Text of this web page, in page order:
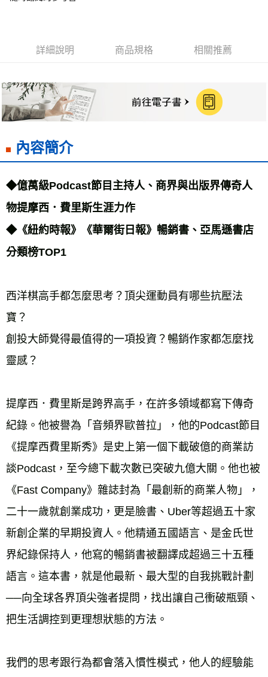
付款後全家取貨
7-11取貨付款
每筆NT$60，滿NT$799(含以上)免運費
每筆NT$60，滿NT$799(含以上)免運費
宅配
每筆NT$70，滿NT$799(含以上)免運費
離島宅配
詳細說明 商品規格 相關推薦
內容簡介
◆億萬級Podcast節目主持人、商界與出版界傳奇人
物提摩西．費里斯生涯力作
◆《紐約時報》《華爾街日報》暢銷書、亞馬遜書店
分類榜TOP1
西洋棋高手都怎麼思考？頂尖運動員有哪些抗壓法
寶？
創投大師覺得最值得的一項投資？暢銷作家都怎麼找
靈感？
提摩西．費里斯是跨界高手，在許多領域都寫下傳奇
紀錄。他被譽為「音頻界歐普拉」，他的Podcast節目
《提摩西費里斯秀》是史上第一個下載破億的商業訪
談Podcast，至今總下載次數已突破九億大關。他也被
《Fast Company》雜誌封為「最創新的商業人物」，
二十一歲就創業成功，更是臉書、Uber等超過五十家
新創企業的早期投資人。他精通五國語言、是金氏世
界紀錄保持人，他寫的暢銷書被翻譯成超過三十五種
語言。這本書，就是他最新、最大型的自我挑戰計劃
──向全球各界頂尖強者提問，找出讓自己衝破瓶頸、
把生活調控到更理想狀態的方法。
我們的思考跟行為都會落入慣性模式，他人的經驗能